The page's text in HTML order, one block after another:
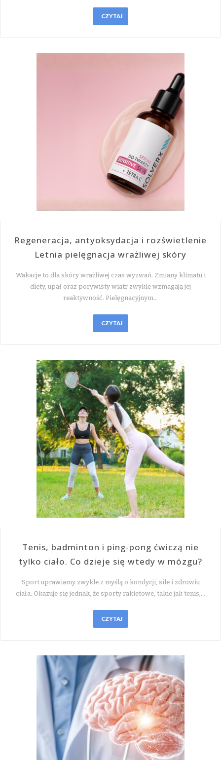
CZYTAJ
Regeneracja, antyoksydacja i rozświetlenie
Letnia pielęgnacja wrażliwej skóry
Wakacje to dla skóry wrażliwej czas wyzwań. Zmiany klimatu i
diety, upał oraz porywisty wiatr zwykle wzmagają jej
reaktywność. Pielęgnacyjnym…
CZYTAJ
Tenis, badminton i ping-pong ćwiczą nie
tylko ciało. Co dzieje się wtedy w mózgu?
Sport uprawiamy zwykle z myślą o kondycji, sile i zdrowiu
ciała. Okazuje się jednak, że sporty rakietowe, takie jak tenis,…
CZYTAJ